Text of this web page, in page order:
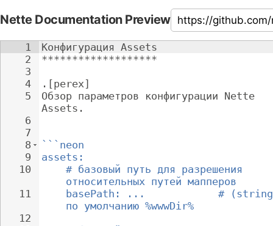
Nette Documentation Preview
1
2
3
4
5
6
7
8
9
10
11
12
Конфигурация Assets
*******************
.[perex]
Обзор параметров конфигурации Nette
Assets.
```neon
assets:
# базовый путь для разрешения
относительных путей мапперов
basePath: ...            #
по умолчанию %wwwDir%